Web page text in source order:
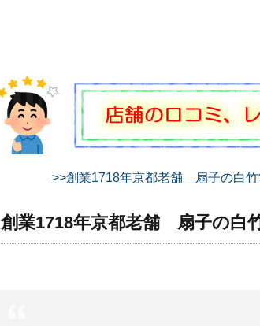
>>創業1718年京都老舗 扇子の白竹
創業1718年京都老舗 扇子の白